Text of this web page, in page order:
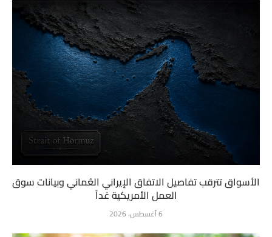
الأسواق تترقب تفاصيل الاتفاق الإيراني العُماني وبيانات سوق
العمل الأمريكية غداً
6 أغسطس، 2026